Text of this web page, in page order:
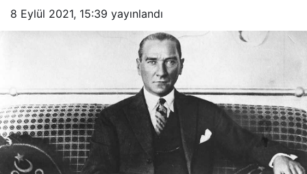
8 Eylül 2021, 15:39 yayınlandı